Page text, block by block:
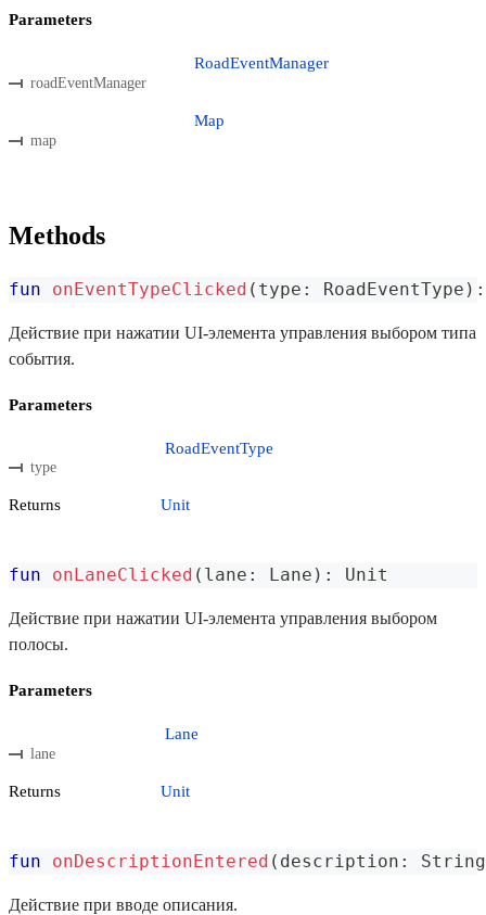
Parameters
roadEventManager
RoadEventManager
map
Map
Methods
fun onEventTypeClicked ( type : RoadEventType ) :
Действие при нажатии UI-элемента управления выбором типа
события.
Parameters
type
RoadEventType
Returns Unit
fun onLaneClicked ( lane : Lane ) : Unit
Действие при нажатии UI-элемента управления выбором
полосы.
Parameters
lane
Lane
Returns Unit
fun onDescriptionEntered ( description : String
Действие при вводе описания.